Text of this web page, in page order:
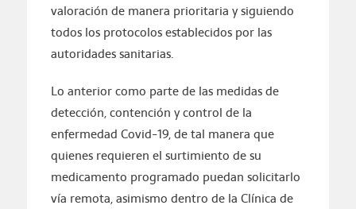
valoración de manera prioritaria y siguiendo
todos los protocolos establecidos por las
autoridades sanitarias.
Lo anterior como parte de las medidas de
detección, contención y control de la
enfermedad Covid-19, de tal manera que
quienes requieren el surtimiento de su
medicamento programado puedan solicitarlo
vía remota, asimismo dentro de la Clínica de